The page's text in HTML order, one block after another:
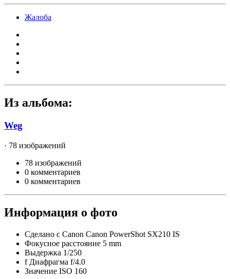
Жалоба
Из альбома:
Weg
· 78 изображений
78 изображений
0 комментариев
0 комментариев
Информация о фото
Сделано с Canon Canon PowerShot SX210 IS
Фокусное расстояние 5 mm
Выдержка 1/250
f Диафрагма f/4.0
Значение ISO 160